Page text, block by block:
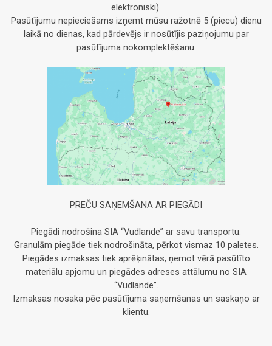
elektroniski).
Pasūtījumu nepieciešams izņemt mūsu ražotnē 5 (piecu) dienu
laikā no dienas, kad pārdevējs ir nosūtījis paziņojumu par
pasūtījuma nokomplektēšanu.
PREČU SAŅEMŠANA AR PIEGĀDI
Piegādi nodrošina SIA “Vudlande” ar savu transportu.
Granulām piegāde tiek nodrošināta, pērkot vismaz 10 paletes.
Piegādes izmaksas tiek aprēķinātas, ņemot vērā pasūtīto
materiālu apjomu un piegādes adreses attālumu no SIA
“Vudlande”.
Izmaksas nosaka pēc pasūtījuma saņemšanas un saskaņo ar
klientu.